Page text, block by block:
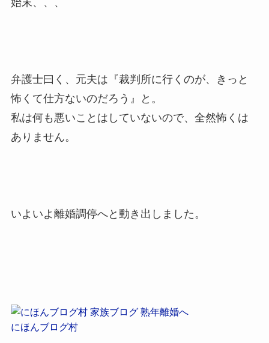
弁護士曰く、元夫は『裁判所に行くのが、きっと
怖くて仕方ないのだろう』と。
私は何も悪いことはしていないので、全然怖くは
ありません。
いよいよ離婚調停へと動き出しました。
にほんブログ村